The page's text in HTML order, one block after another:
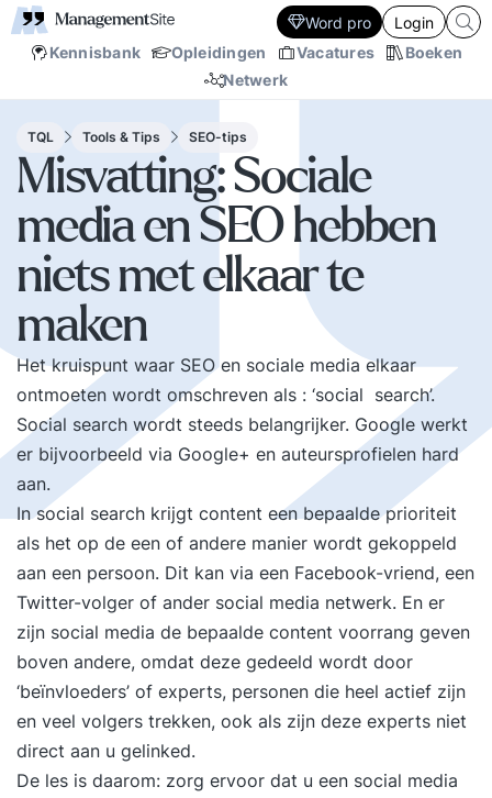
Kennisbank Opleidingen Vacatures
Boeken
Netwerk
Word pro Login
TQL Tools & Tips SEO-tips
Misvatting: Sociale
media en SEO hebben
niets met elkaar te
maken
Het kruispunt waar SEO en sociale media elkaar
ontmoeten wordt omschreven als : ‘social search’.
Social search wordt steeds belangrijker. Google werkt
er bijvoorbeeld via Google+ en auteursprofielen hard
aan.
In social search krijgt content een bepaalde prioriteit
als het op de een of andere manier wordt gekoppeld
aan een persoon. Dit kan via een Facebook-vriend, een
Twitter-volger of ander social media netwerk. En er
zijn social media de bepaalde content voorrang geven
boven andere, omdat deze gedeeld wordt door
‘beïnvloeders’ of experts, personen die heel actief zijn
en veel volgers trekken, ook als zijn deze experts niet
direct aan u gelinked.
De les is daarom: zorg ervoor dat u een social media